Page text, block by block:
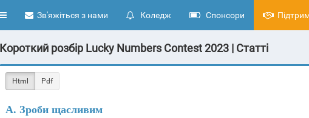
Toggle
Зв'яжіться з нами Коледж Спонсори
Короткий розбір Lucky Numbers Contest 2023 | Статті
Html Pdf
A. Зроби щасливим